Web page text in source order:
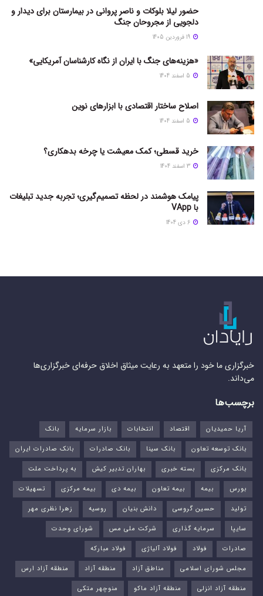
حضور لیلا بلوکات و ناصر پروانی در بیمارستان برای دیدار و
دلجویی از مجروحان جنگ
«هزینه‌های جنگ با ایران از نگاه کارشناسان آمریکایی»
اصلاح ساختار اقتصادی با ابزارهای نوین
خرید قسطی؛ کمک معیشت یا چرخه بدهکاری؟
پیامک هوشمند در لحظه تصمیم‌گیری؛ تجربه جدید تبلیغات
با VApp
خبرگزاری ما خود را متعهد به رعایت میثاق اخلاق حرفه‌ای خبرگزاری‌ها
می‌داند.
برچسب‌ها
آریا حمیدیان اقتصاد انتخابات بازار سرمایه
بانک
بانک توسعه تعاون
بانک سینا بانک صادرات
بانک صادرات ایران
بانک مرکزی
بسته خبری بهاران تدبیر کیش
به پرداخت ملت
بورس‌
بیمه بیمه تعاون بیمه دی بیمه مرکزی
تسهیلات
تولید
حسین گروسی دانش بنیان روسیه
زهرا نظری مهر
سایپا
سرمایه گذاری شرکت ملی مس
شورای وحدت
صادرات
فولاد فولاد آلیاژی
فولاد مبارکه
مجلس شورای اسلامی
مناطق آزاد منطقه آزاد
منطقه آزاد ارس
منطقه آزاد انزلی
منطقه آزاد ماکو منوچهر متکی